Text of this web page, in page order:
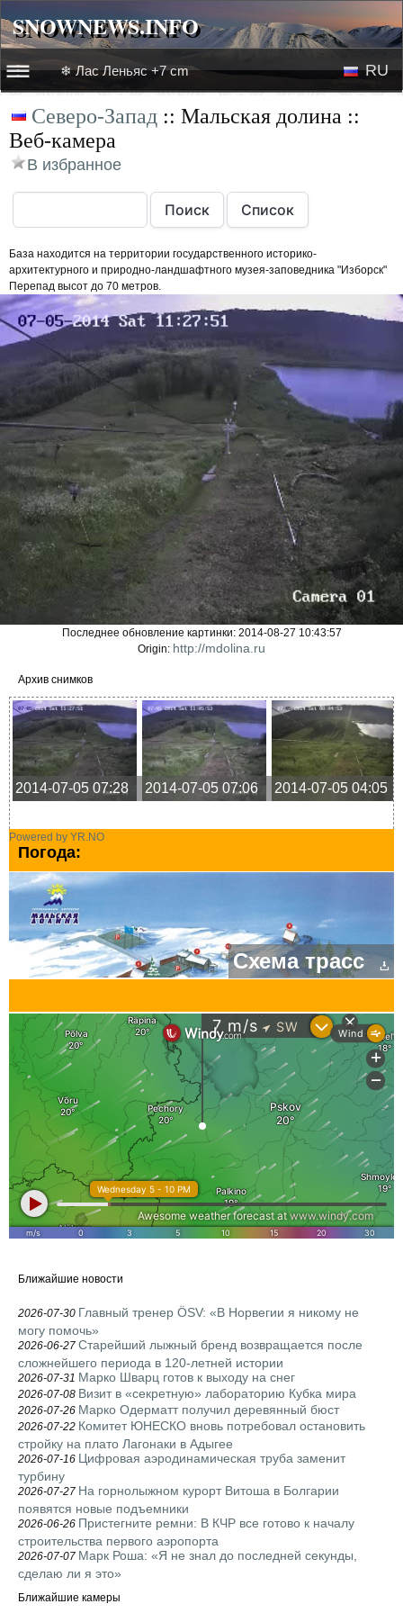
SNOWNEWS.INFO
☰☰
Новости
Веб-камеры
❄ Лас Леньяс +7 cm RU
Северо-Запад :: Мальская долина ::
Веб-камера
В избранное
База находится на территории государственного историко-
архитектурного и природно-ландшафтного музея-заповедника "Изборск"
Перепад высот до 70 метров.
Последнее обновление картинки: 2014-08-27 10:43:57
Origin: http://mdolina.ru
Архив снимков
2014-07-05 07:28 2014-07-05 07:06 2014-07-05 04:05
Powered by YR.NO
Погода:
Схема трасс
Ближайшие новости
2026-07-30 Главный тренер ÖSV: «В Норвегии я никому не
могу помочь»
2026-06-27 Старейший лыжный бренд возвращается после
сложнейшего периода в 120-летней истории
2026-07-31 Марко Шварц готов к выходу на снег
2026-07-08 Визит в «секретную» лабораторию Кубка мира
2026-07-26 Марко Одерматт получил деревянный бюст
2026-07-22 Комитет ЮНЕСКО вновь потребовал остановить
стройку на плато Лагонаки в Адыгее
2026-07-16 Цифровая аэродинамическая труба заменит
турбину
2026-07-27 На горнолыжном курорт Витоша в Болгарии
появятся новые подъемники
2026-06-26 Пристегните ремни: В КЧР все готово к началу
строительства первого аэропорта
2026-07-07 Марк Роша: «Я не знал до последней секунды,
сделаю ли я это»
Ближайшие камеры